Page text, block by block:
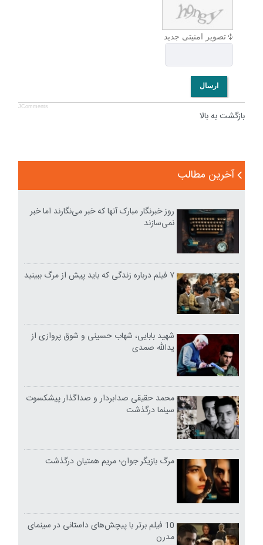
تصویر امنیتی جدید
ارسال
JComments
بازگشت به بالا
آخرین مطالب
روز خبرنگار مبارک آنها که خبر می‌نگارند اما خبر
نمی‌سازند
۷ فیلم درباره زندگی که باید پیش از مرگ ببینید
شهید بابایی، شهاب حسینی و شوق پروازی از
یدالله صمدی
محمد حقیقی صدابردار و صداگذار پیشکسوت
سینما درگذشت
مرگ بازیگر جوان؛ مریم همتیان درگذشت
10 فیلم برتر با پیچش‌های داستانی در سینمای
مدرن